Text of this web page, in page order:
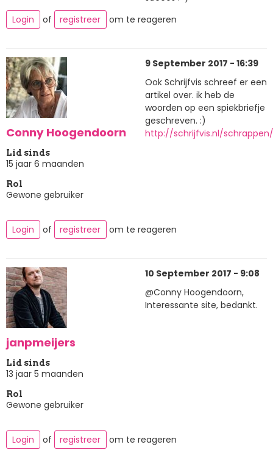
Login
of registreer om te reageren
Conny Hoogendoorn
Lid sinds
15 jaar 6 maanden
Rol
Gewone gebruiker
9 September 2017 - 16:39
Ook Schrijfvis schreef er een
artikel over. ik heb de
woorden op een spiekbriefje
geschreven. :)
http://schrijfvis.nl/schrappen/
Login of registreer om te reageren
janpmeijers
Lid sinds
13 jaar 5 maanden
Rol
Gewone gebruiker
10 September 2017 - 9:08
@Conny Hoogendoorn,
Interessante site, bedankt.
Login of registreer om te reageren